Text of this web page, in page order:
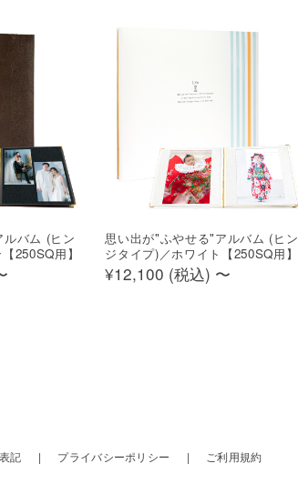
バム (ヒン
250SQ用】
思い出が"ふやせる"アルバム (ヒン
ジタイプ)／ホワイト【250SQ用】
¥12,100 (税込) 〜
記 プライバシーポリシー ご利用規約